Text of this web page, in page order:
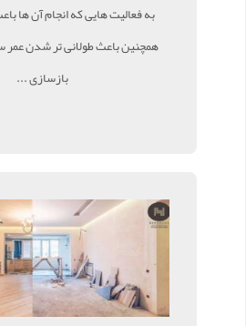
به فعالیت هایی که انجام آن ها
همچنین باعث طولانی تر شدن
بازسازی ...